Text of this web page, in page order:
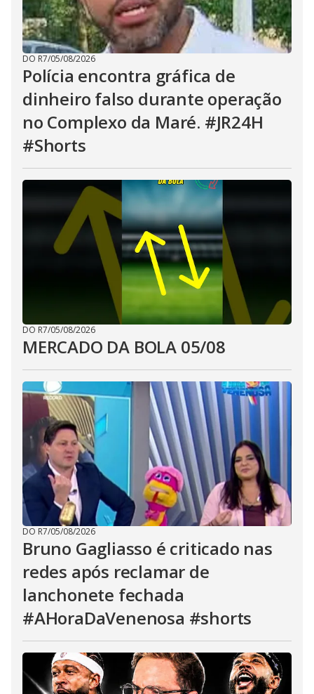
DO R7/05/08/2026
Polícia encontra gráfica de
dinheiro falso durante operação
no Complexo da Maré. #JR24H
#Shorts
DO R7/05/08/2026
MERCADO DA BOLA 05/08
DO R7/05/08/2026
Bruno Gagliasso é criticado nas
redes após reclamar de
lanchonete fechada
#AHoraDaVenenosa #shorts